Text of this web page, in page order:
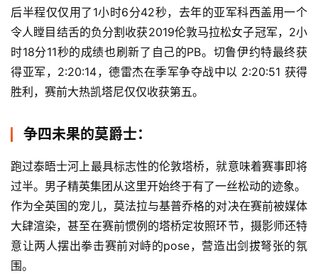
后半程仅仅用了1小时6分42秒，去年的亚军科西盖用一个
令人瞠目结舌的负分割收获2019伦敦马拉松女子冠军，2小
时18分11秒的成绩也刷新了自己的PB。切鲁伊约特最终获
得亚军，2:20:14，德雷杰在季军争夺战中以 2:20:51 获得
胜利，赛前大热凯塔尼仅仅收获第五。
争四未果的莫爵士：
跑过泰晤士河上最具标志性的伦敦塔桥，就意味着赛事即将
过半。男子精英集团从这里开始终于有了一丝松动的迹象。
作为全英国的宠儿，莫法拉与基普乔格的对决在赛前被媒体
大肆渲染，甚至在赛前惯例的塔桥定妆照环节，摄影师还特
意让两人摆出拳击赛前对峙的pose，营造出剑拔弩张的氛
围。